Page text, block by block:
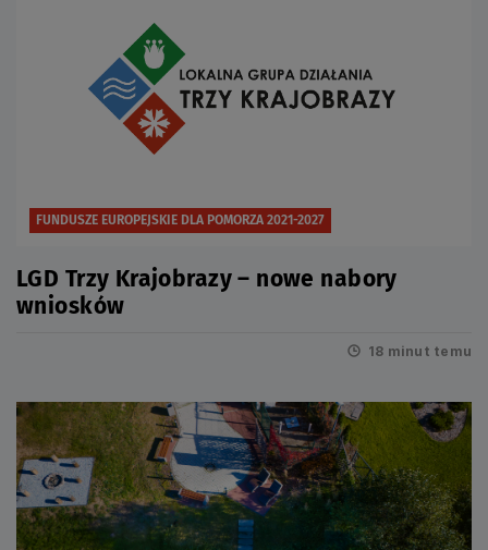
FUNDUSZE EUROPEJSKIE DLA POMORZA 2021-2027
LGD Trzy Krajobrazy – nowe nabory
wniosków
18 minut temu